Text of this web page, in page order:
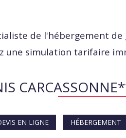
de l'hébergement de
une simulation tarifaire
EN LIGNE HÉBERGEMENT